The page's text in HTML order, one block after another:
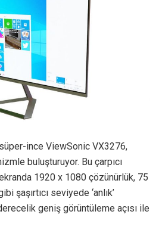
ince ViewSonic VX3276,
buluşturuyor. Bu çarpıcı
1920 x 1080 çözünürlük, 75
şaşırtıcı seviyede ‘anlık’
geniş görüntüleme açısı ile